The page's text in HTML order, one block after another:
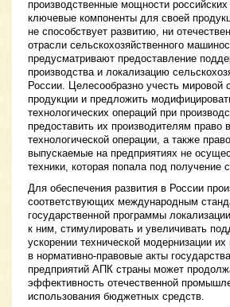
производственные мощности
ключевые компоненты для своей
не способствует развитию, ни
отрасли сельскохозяйственного
предусматривают предоставление
производства и локализацию
России. Целесообразно учесть
продукции и предложить
технологических операций при
предоставить их производителям
технологической операции, а также
выпускаемые на предприятиях не
техники, которая попала под получение
Для обеспечения развития в России
соответствующих международным
государственной программы
к ним, стимулировать и увеличивать
ускорении технической модернизации
в нормативно-правовые акты
предприятий АПК страны может
эффективность отечественной
использования бюджетных средств.